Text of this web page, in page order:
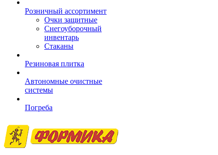
Розничный ассортимент
Очки защитные
Снегоуборочный
инвентарь
Стаканы
Резиновая плитка
Автономные очистные
системы
Погреба